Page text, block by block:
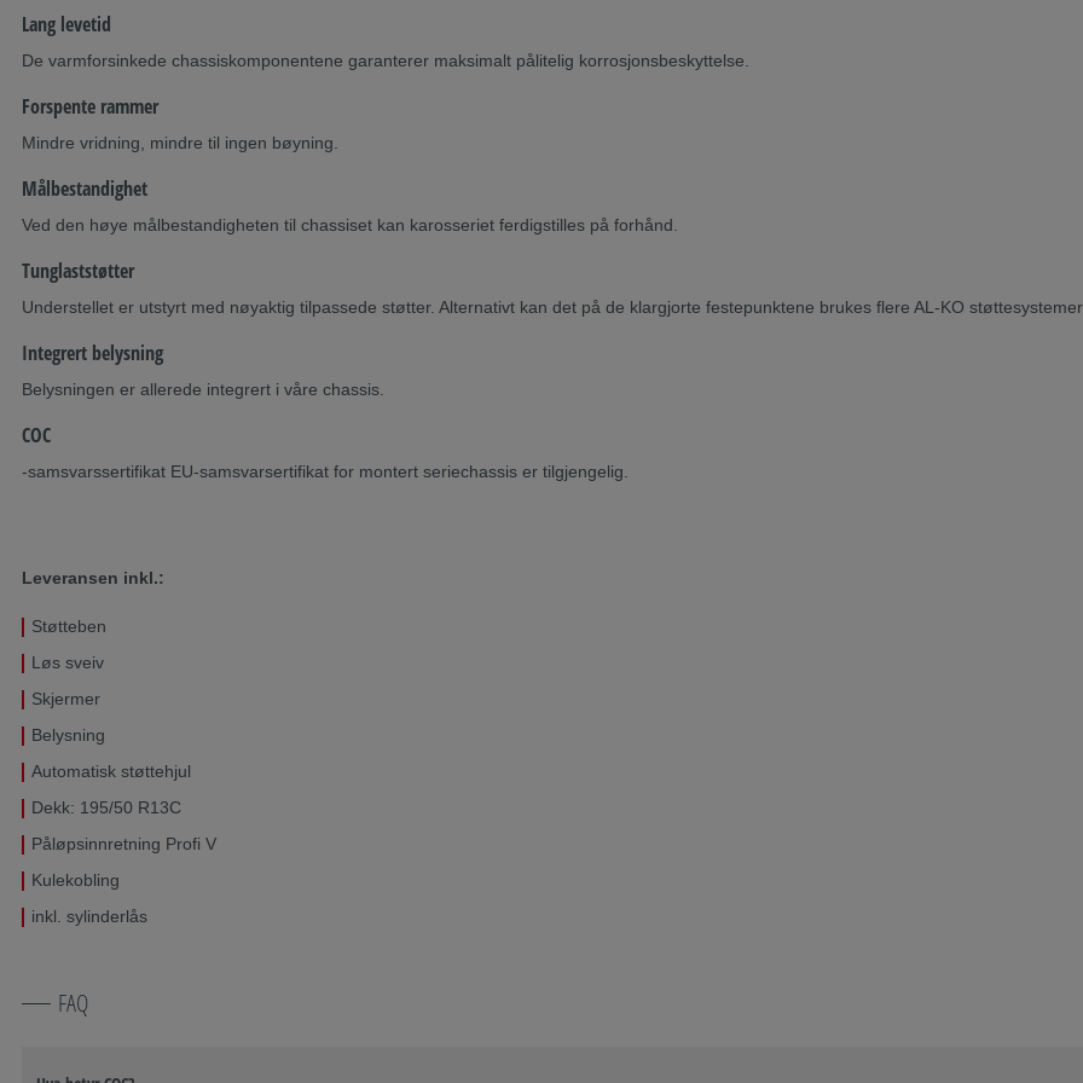
Lang levetid
De varmforsinkede chassiskomponentene garanterer maksimalt pålitelig korrosjonsbeskyttelse.
Forspente rammer
Mindre vridning, mindre til ingen bøyning.
Målbestandighet
Ved den høye målbestandigheten til chassiset kan karosseriet ferdigstilles på forhånd.
Tunglaststøtter
Understellet er utstyrt med nøyaktig tilpassede støtter. Alternativt kan det på de klargjorte festepunktene brukes flere AL-KO
Integrert belysning
Belysningen er allerede integrert i våre chassis.
COC
-samsvarssertifikat EU-samsvarsertifikat for montert seriechassis er tilgjengelig.
Leveransen inkl.:
Støtteben
Løs sveiv
Skjermer
Belysning
Automatisk støttehjul
Dekk: 195/50 R13C
Påløpsinnretning Profi V
Kulekobling
inkl. sylinderlås
FAQ